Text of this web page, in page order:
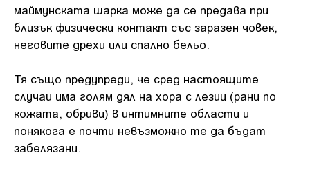
маймунската шарка може да се предава при
близък физически контакт със заразен човек,
неговите дрехи или спално бельо.
Тя също предупреди, че сред настоящите
случаи има голям дял на хора с лезии (рани по
кожата, обриви) в интимните области и
понякога е почти невъзможно те да бъдат
забелязани.